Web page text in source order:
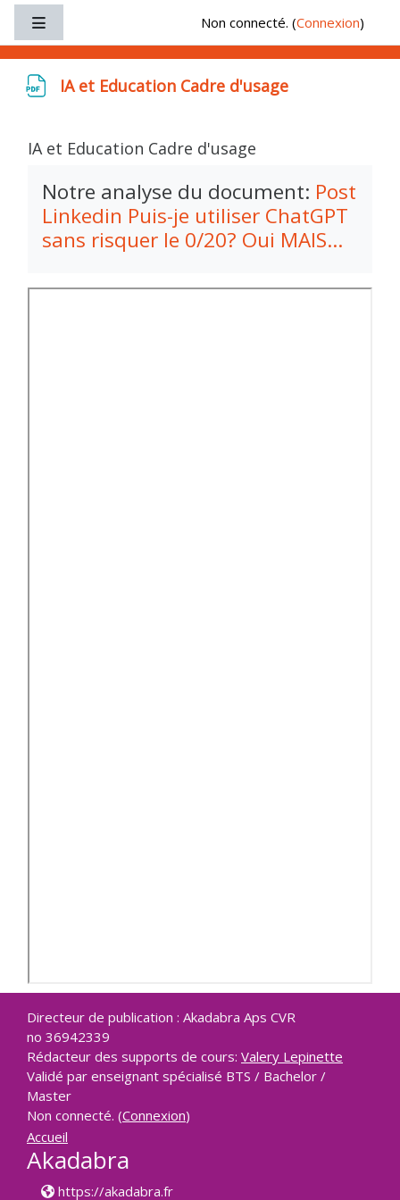
Passer au contenu principal
Panneau latéral
Non connecté. (Connexion)
IA et Education Cadre d'usage
IA et Education Cadre d'usage
Notre analyse du document: Post
Linkedin Puis-je utiliser ChatGPT
sans risquer le 0/20? Oui MAIS...
Directeur de publication : Akadabra Aps CVR
no 36942339
Rédacteur des supports de cours: Valery Lepinette
Validé par enseignant spécialisé BTS / Bachelor /
Master
Non connecté. (Connexion)
Accueil
Akadabra
https://akadabra.fr